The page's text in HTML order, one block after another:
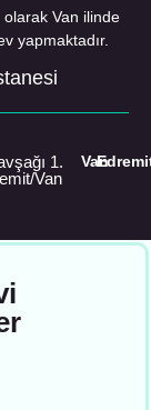
olarak Van ilinde
yapmaktadır.
1.
Van
Van